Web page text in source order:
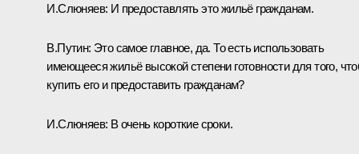
И.Слюняев: И предоставлять это жильё гражданам.
В.Путин: Это самое главное, да. То есть использовать
имеющееся жильё высокой степени готовности для того,
купить его и предоставить гражданам?
И.Слюняев: В очень короткие сроки.